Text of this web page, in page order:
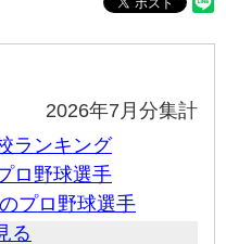
2026年7月分集計
ランキング
ロ野球選手
プロ野球選手
る